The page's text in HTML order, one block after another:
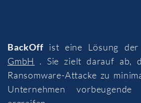
BackOffist eine Lösung der
GmbH
. Sie zielt darauf ab,
Ransomware-Attacke zu
Unternehmen